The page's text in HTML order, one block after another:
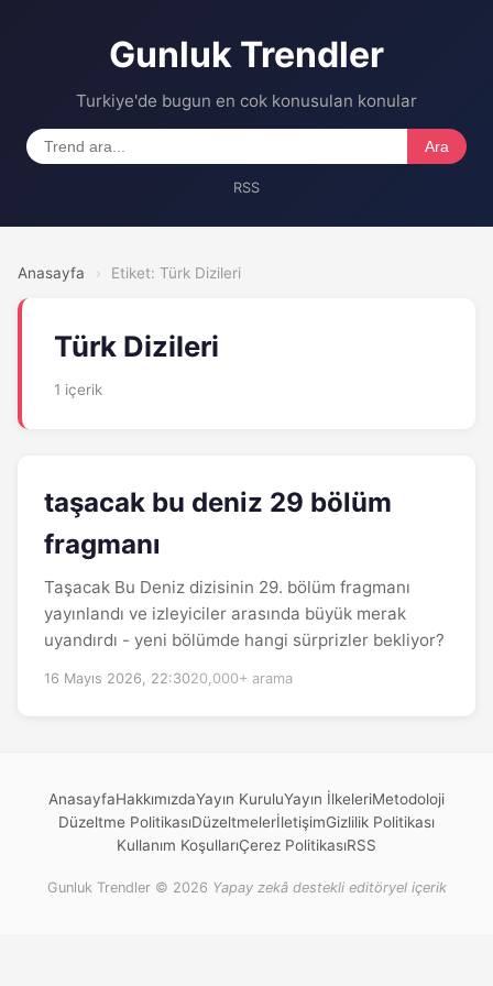
Gunluk Trendler
Turkiye'de bugun en cok konusulan konular
Ara
RSS
Anasayfa › Etiket: Türk Dizileri
Türk Dizileri
1 içerik
taşacak bu deniz 29 bölüm
fragmanı
Taşacak Bu Deniz dizisinin 29. bölüm fragmanı
yayınlandı ve izleyiciler arasında büyük merak
uyandırdı - yeni bölümde hangi sürprizler bekliyor?
16 Mayıs 2026, 22:3020,000+ arama
AnasayfaHakkımızdaYayın KuruluYayın İlkeleriMetodoloji
Düzeltme PolitikasıDüzeltmelerİletişimGizlilik Politikası
Kullanım KoşullarıÇerez PolitikasıRSS
Gunluk Trendler © 2026 Yapay zekâ destekli editöryel içerik